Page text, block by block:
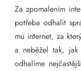
Za zpomalením
potřeba odhalit
mu internet, za
a neběžel tak,
odhalíme